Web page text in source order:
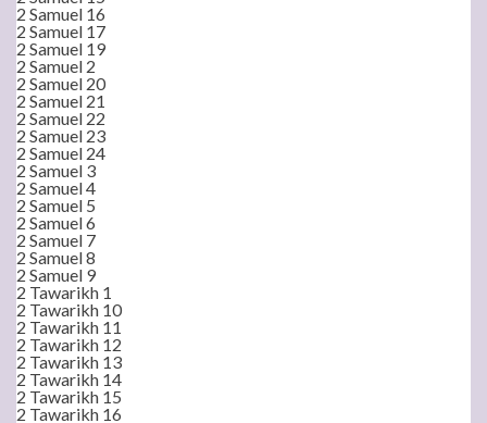
2 Samuel 16
2 Samuel 17
2 Samuel 19
2 Samuel 2
2 Samuel 20
2 Samuel 21
2 Samuel 22
2 Samuel 23
2 Samuel 24
2 Samuel 3
2 Samuel 4
2 Samuel 5
2 Samuel 6
2 Samuel 7
2 Samuel 8
2 Samuel 9
2 Tawarikh 1
2 Tawarikh 10
2 Tawarikh 11
2 Tawarikh 12
2 Tawarikh 13
2 Tawarikh 14
2 Tawarikh 15
2 Tawarikh 16